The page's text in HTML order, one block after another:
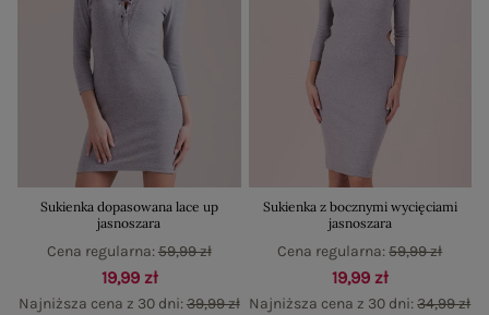
Sukienka dopasowana lace up
jasnoszara
19,99 zł
Najniższa cena z 30 dni:39,99 zł
Cena regularna:59,99 zł
Sukienka z bocznymi wycięciami
jasnoszara
19,99 zł
Najniższa cena z 30 dni:34,99 zł
Cena regularna:59,99 zł